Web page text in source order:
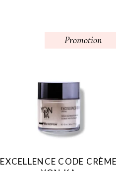
Promotion
EXCELLENCE CODE CRÈME